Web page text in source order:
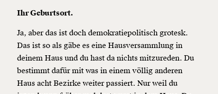
Ihr Geburtsort.
Ja, aber das ist doch demokratiepolitisch grotesk.
Das ist so als gäbe es eine Hausversammlung in
deinem Haus und du hast da nichts mitzureden. Du
bestimmt dafür mit was in einem völlig anderen
Haus acht Bezirke weiter passiert. Nur weil du